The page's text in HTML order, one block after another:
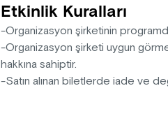
gerçekleşecek.
Yoga matlarının katılımcılar
Betül Eroğlu
Etkinlik Kuralları
-Organizasyon şirketinin
-Organizasyon şirketi uygun
hakkına sahiptir.
-Satın alınan biletlerde iade ve